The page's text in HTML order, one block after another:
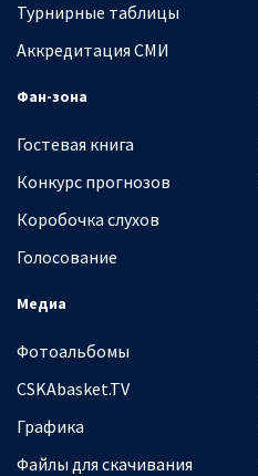
Турнирные таблицы
Аккредитация СМИ
Фан-зона
Гостевая книга
Конкурс прогнозов
Коробочка слухов
Голосование
Медиа
Фотоальбомы
CSKAbasket.TV
Графика
Файлы для скачивания